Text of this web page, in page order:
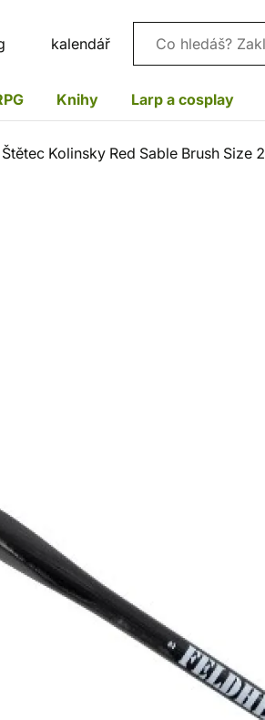
kalendář Vyhledávání
Knihy Larp a cosplay
Štětec Kolinsky Red Sable Brush Size 2